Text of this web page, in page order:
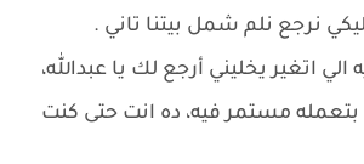
نرجع نلم شمل بيتنا تاني .
الي اتغير يخليني أرجع لك يا عبدالله،
بتعمله مستمر فيه، ده انت حتى كنت